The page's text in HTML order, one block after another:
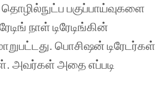
தொழில்நுட்ப பகுப்பாய்வுகளை
நாள் டிரேடிங்கின்
பொசிஷன் டிரேடர்கள்
அவர்கள் அதை எப்படி